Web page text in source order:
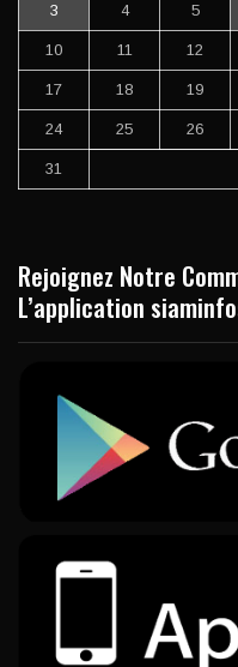
3 4 5
10 11 12
17 18 19
24 25 26
31
Rejoignez Notre
L’application